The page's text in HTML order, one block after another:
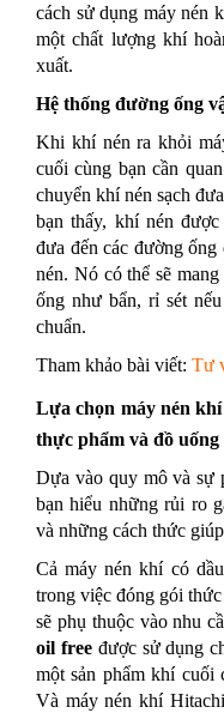
cách sử dụng máy nén
một chất lượng khí
xuất.
Hệ thống đường ống
Khi khí nén ra khỏi
cuối cùng bạn cần
chuyển khí nén sạch
bạn thấy, khí nén
đưa đến các đường
nén. Nó có thể sẽ
ống như bẩn, rỉ sét
chuẩn.
Tham khảo bài viết: Tư
Lựa chọn máy nén
thực phẩm và đồ uống
Dựa vào quy mô và sự
bạn hiểu những rủi ro
và những cách thức
Cả máy nén khí có
trong việc đóng gói
sẽ phụ thuộc vào nhu
oil freeđược sử dụng
một sản phẩm khí cuối
Và máy nén khí